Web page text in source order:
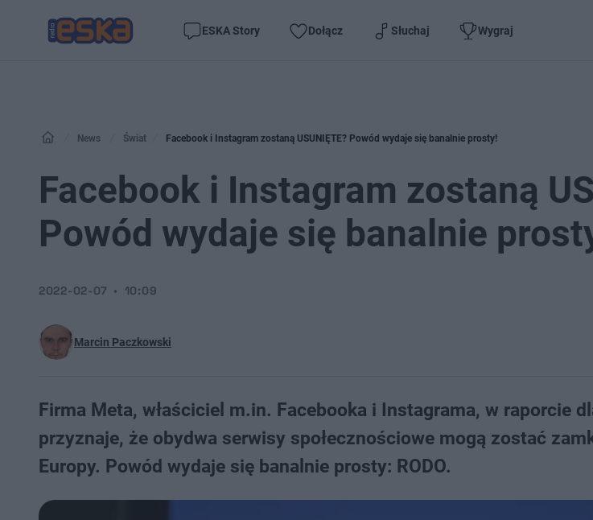
ESKA Story Dołącz Słuchaj Wygraj
News Świat Facebook i Instagram zostaną USUNIĘTE? Powód wydaje się banalnie prosty!
Facebook i Instagram zostaną
Powód wydaje się banalnie
Marcin Paczkowski
2022-02-07 10:09
Firma Meta, właściciel m.in. Facebooka i Instagrama, w raporcie
przyznaje, że obydwa serwisy społecznościowe mogą zostać
Europy. Powód wydaje się banalnie prosty: RODO.